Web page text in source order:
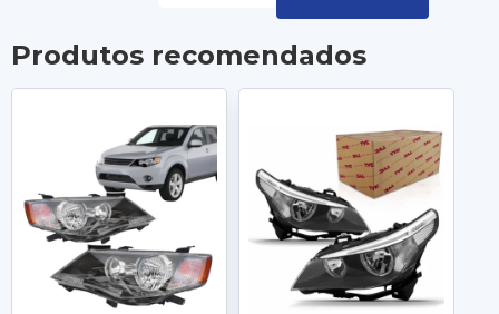
Produtos recomendados